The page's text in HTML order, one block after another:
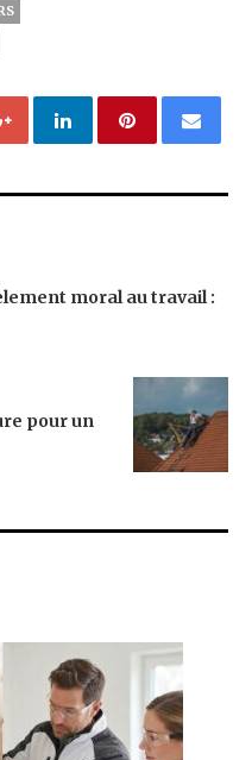
moral au travail :
pour un